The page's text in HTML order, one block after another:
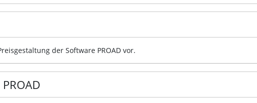
der Software PROAD vor.